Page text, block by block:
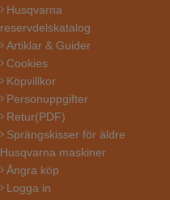
Husqvarna
reservdelskatalog
Artiklar & Guider
Cookies
Köpvillkor
Personuppgifter
Retur(PDF)
Sprängskisser för äldre
Husqvarna maskiner
Ångra köp
Logga in